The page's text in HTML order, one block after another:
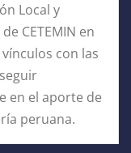
Local y
CETEMIN en
con las
en el aporte de
peruana.